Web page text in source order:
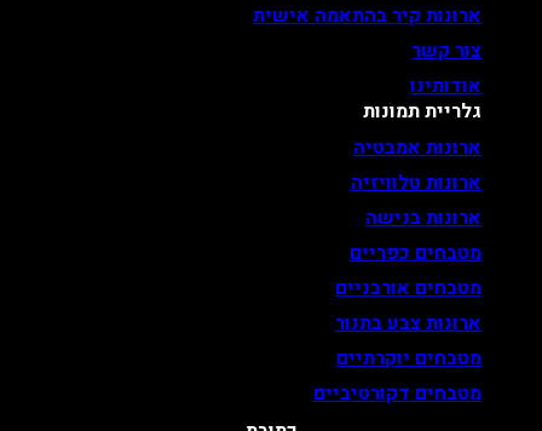
ארונות קיר בהתאמה אישית
צור קשר
אודותינו
גלריית תמונות
ארונות אמבטיה
ארונות טלוויזיה
ארונות בנישה
מטבחים כפריים
מטבחים אורבניים
ארונות צבע בתנור
מטבחים יוקרתיים
מטבחים דקורטיביים